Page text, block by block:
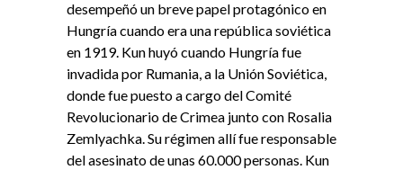
desempeñó un breve papel protagónico en
Hungría cuando era una república soviética
en 1919. Kun huyó cuando Hungría fue
invadida por Rumania, a la Unión Soviética,
donde fue puesto a cargo del Comité
Revolucionario de Crimea junto con Rosalia
Zemlyachka. Su régimen allí fue responsable
del asesinato de unas 60.000 personas. Kun